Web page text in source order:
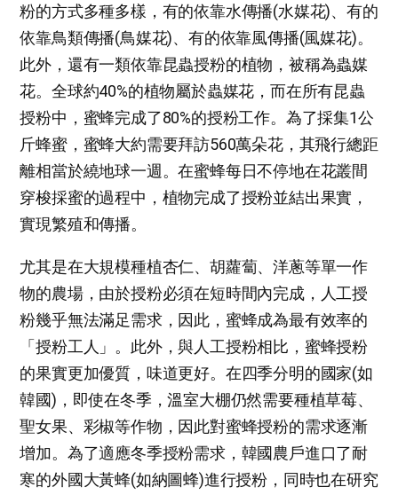
粉的方式多種多樣，有的依靠水傳播(水媒花)、有的
依靠鳥類傳播(鳥媒花)、有的依靠風傳播(風媒花)。
此外，還有一類依靠昆蟲授粉的植物，被稱為蟲媒
花。全球約40%的植物屬於蟲媒花，而在所有昆蟲
授粉中，蜜蜂完成了80%的授粉工作。為了採集1公
斤蜂蜜，蜜蜂大約需要拜訪560萬朵花，其飛行總距
離相當於繞地球一週。在蜜蜂每日不停地在花叢間
穿梭採蜜的過程中，植物完成了授粉並結出果實，
實現繁殖和傳播。
尤其是在大規模種植杏仁、胡蘿蔔、洋蔥等單一作
物的農場，由於授粉必須在短時間內完成，人工授
粉幾乎無法滿足需求，因此，蜜蜂成為最有效率的
「授粉工人」。此外，與人工授粉相比，蜜蜂授粉
的果實更加優質，味道更好。在四季分明的國家(如
韓國)，即使在冬季，溫室大棚仍然需要種植草莓、
聖女果、彩椒等作物，因此對蜜蜂授粉的需求逐漸
增加。為了適應冬季授粉需求，韓國農戶進口了耐
寒的外國大黃蜂(如納圖蜂)進行授粉，同時也在研究